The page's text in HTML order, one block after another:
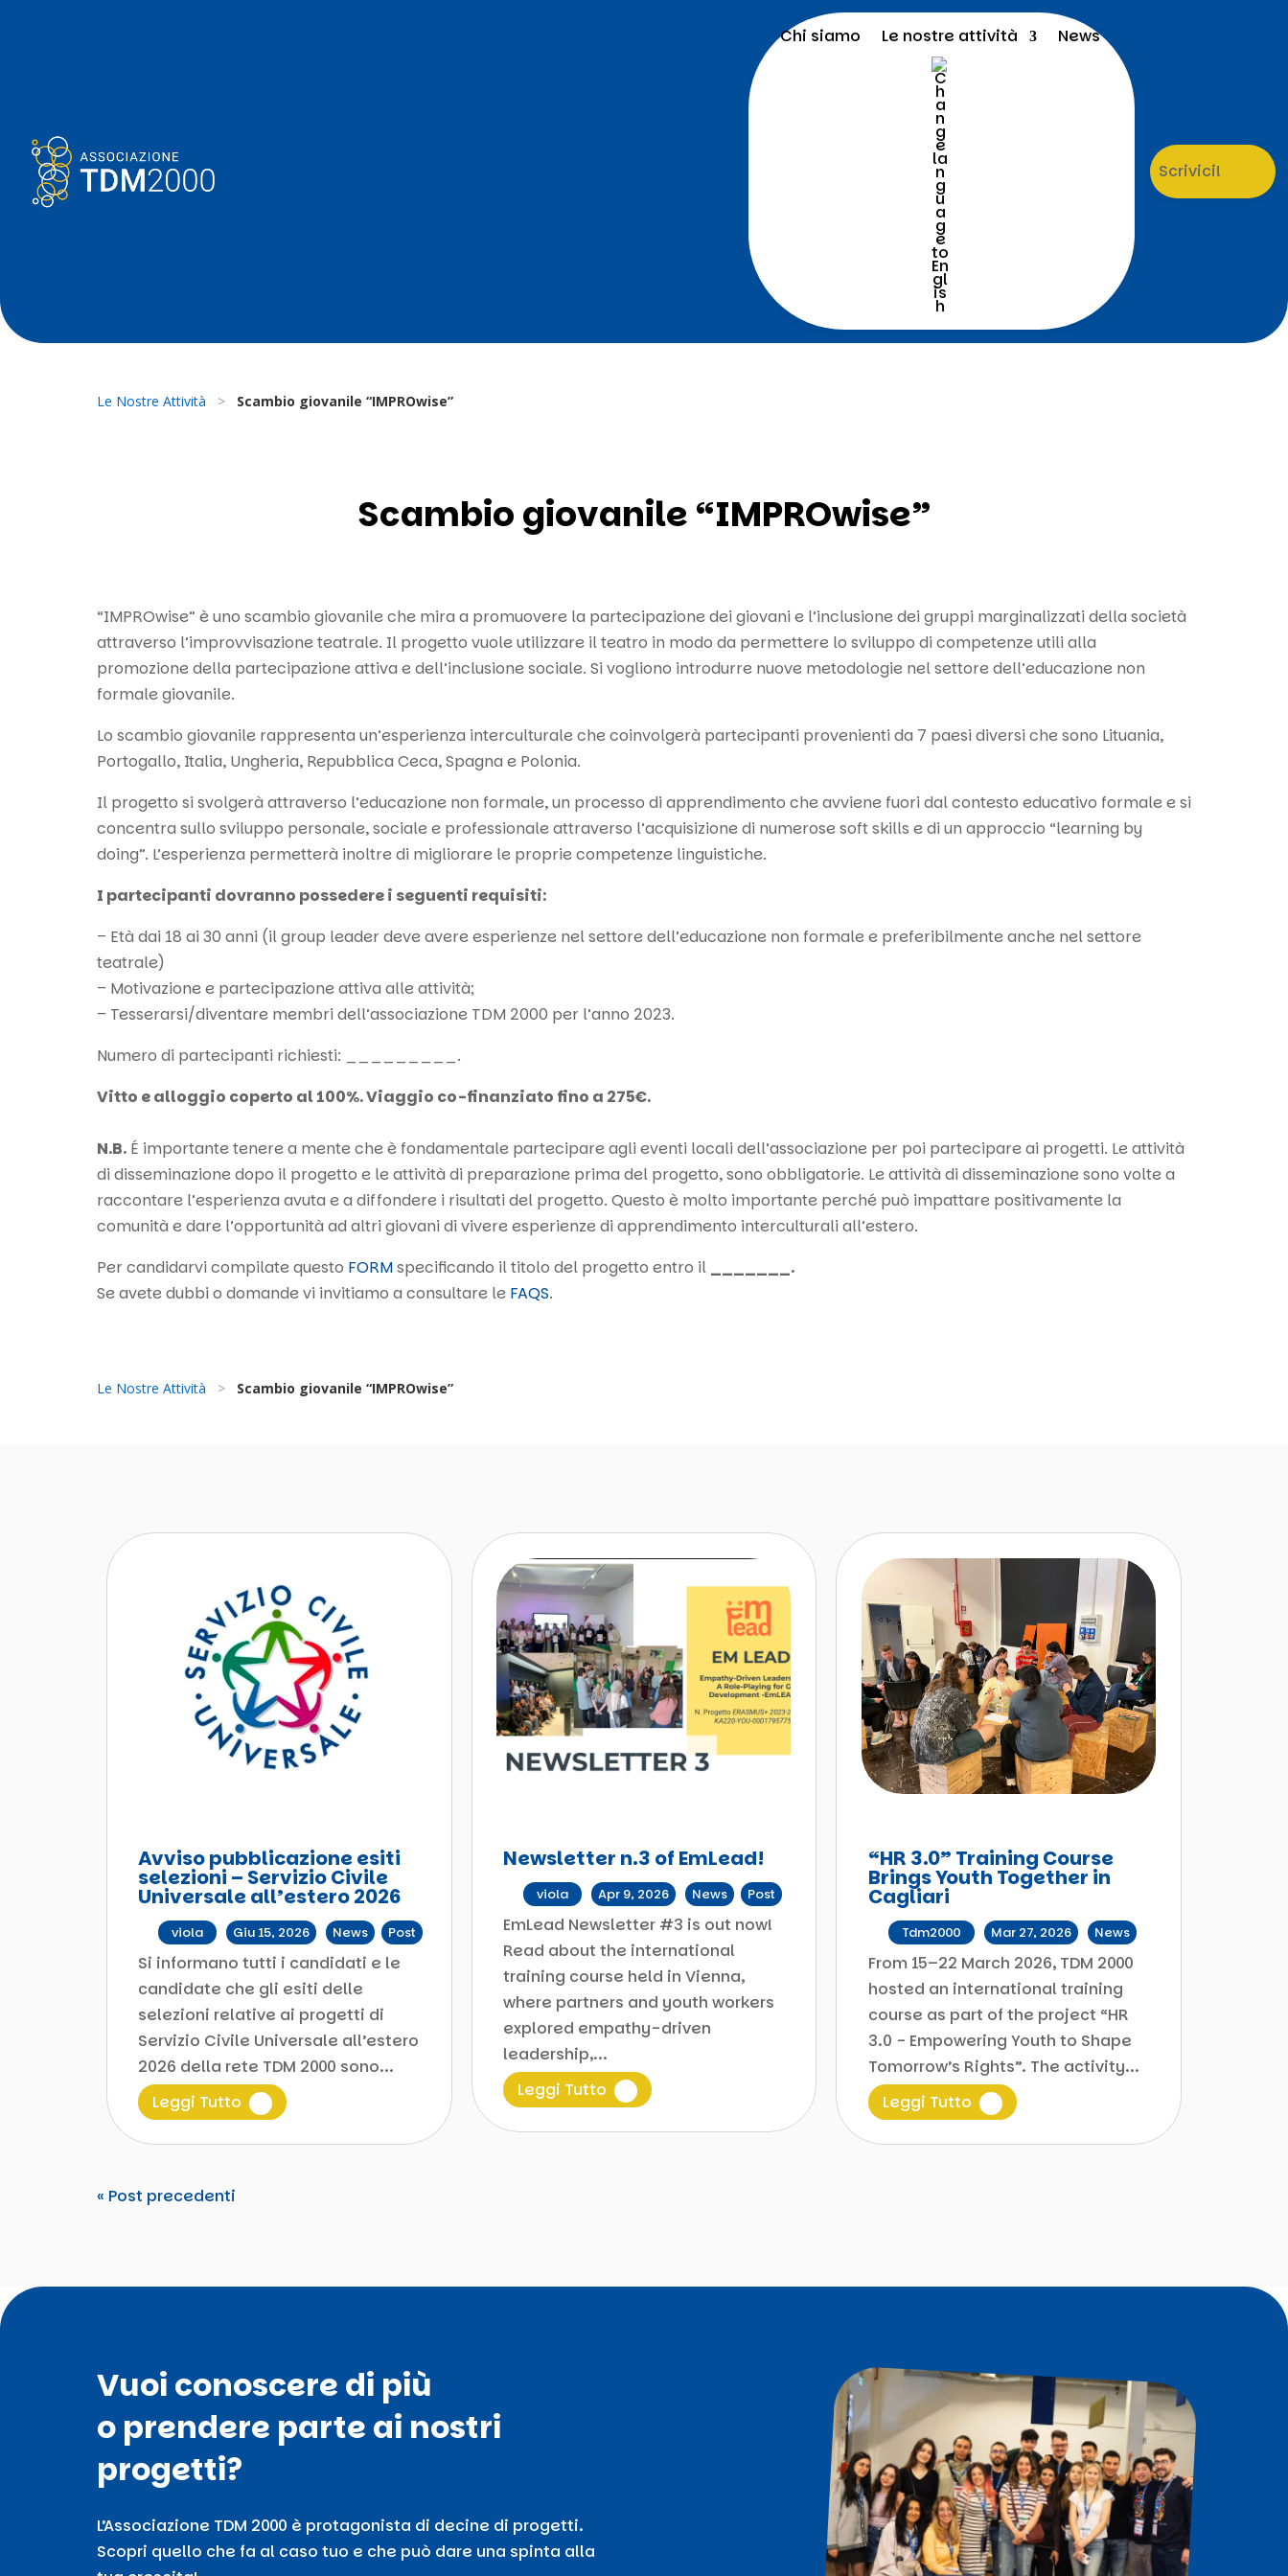
Chi siamo Le nostre attività News
Scrivici!
Le Nostre Attività > Scambio giovanile “IMPROwise”
Scambio giovanile “IMPROwise”
“IMPROwise” è uno scambio giovanile che mira a promuovere la partecipazione dei giovani e l’inclusione dei gruppi marginalizzati della società
attraverso l’improvvisazione teatrale. Il progetto vuole utilizzare il teatro in modo da permettere lo sviluppo di competenze utili alla
promozione della partecipazione attiva e dell’inclusione sociale. Si vogliono introdurre nuove metodologie nel settore dell’educazione non
formale giovanile.
Lo scambio giovanile rappresenta un’esperienza interculturale che coinvolgerà partecipanti provenienti da 7 paesi diversi che sono Lituania,
Portogallo, Italia, Ungheria, Repubblica Ceca, Spagna e Polonia.
Il progetto si svolgerà attraverso l’educazione non formale, un processo di apprendimento che avviene fuori dal contesto educativo formale e si
concentra sullo sviluppo personale, sociale e professionale attraverso l’acquisizione di numerose soft skills e di un approccio “learning by
doing”. L’esperienza permetterà inoltre di migliorare le proprie competenze linguistiche.
I partecipanti dovranno possedere i seguenti requisiti:
– Età dai 18 ai 30 anni (il group leader deve avere esperienze nel settore dell’educazione non formale e preferibilmente anche nel settore
teatrale)
– Motivazione e partecipazione attiva alle attività;
– Tesserarsi/diventare membri dell’associazione TDM 2000 per l’anno 2023.
Numero di partecipanti richiesti: _________.
Vitto e alloggio coperto al 100%. Viaggio co-finanziato fino a 275€.
N.B.É importante tenere a mente che è fondamentale partecipare agli eventi locali dell’associazione per poi partecipare ai progetti. Le attività
di disseminazione dopo il progetto e le attività di preparazione prima del progetto, sono obbligatorie. Le attività di disseminazione sono volte a
raccontare l’esperienza avuta e a diffondere i risultati del progetto. Questo è molto importante perché può impattare positivamente la
comunità e dare l’opportunità ad altri giovani di vivere esperienze di apprendimento interculturali all’estero.
Per candidarvi compilate questo FORMspecificando il titolo del progetto entro il _______.
Se avete dubbi o domande vi invitiamo a consultare le FAQS.
Le Nostre Attività > Scambio giovanile “IMPROwise”
Avviso pubblicazione esiti
selezioni – Servizio Civile
Universale all’estero 2026
da viola | Giu 15, 2026 | News , Post
Si informano tutti i candidati e le
candidate che gli esiti delle
selezioni relative ai progetti di
Servizio Civile Universale all’estero
2026 della rete TDM 2000 sono...
Leggi Tutto
Newsletter n.3 of EmLead!
da viola | Apr 9, 2026 | News , Post
EmLead Newsletter #3 is out now!
Read about the international
training course held in Vienna,
where partners and youth workers
explored empathy-driven
leadership,...
Leggi Tutto
“HR 3.0” Training Course
Brings Youth Together in
Cagliari
Tdm2000 | Mar 27, 2026 | News
From 15–22 March 2026, TDM 2000
hosted an international training
course as part of the project “HR
3.0 - Empowering Youth to Shape
Tomorrow’s Rights”. The activity...
Leggi Tutto
« Post precedenti
Vuoi conoscere di più
o prendere parte ai nostri
progetti?
L’Associazione TDM 2000 è protagonista di decine di progetti.
Scopri quello che fa al caso tuo e che può dare una spinta alla